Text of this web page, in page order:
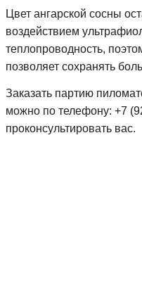
Цвет ангарской сосны
воздействием
теплопроводность,
позволяет сохранять
Заказать партию
можно по телефону: +7
проконсультировать вас.